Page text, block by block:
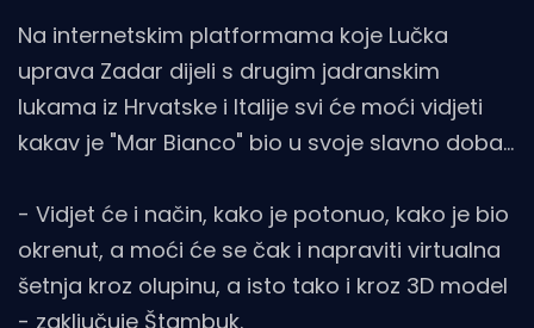
Na internetskim platformama koje Lučka
uprava Zadar dijeli s drugim jadranskim
lukama iz Hrvatske i Italije svi će moći vidjeti
kakav je "Mar Bianco" bio u svoje slavno doba...
- Vidjet će i način, kako je potonuo, kako je bio
okrenut, a moći će se čak i napraviti virtualna
šetnja kroz olupinu, a isto tako i kroz 3D model
- zaključuje Štambuk.